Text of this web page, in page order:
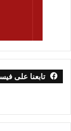
تابعنا على